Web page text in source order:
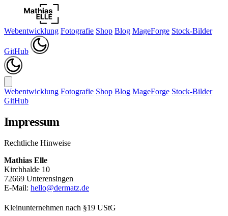
Webentwicklung Fotografie Shop Blog MageForge Stock-Bilder
GitHub
Webentwicklung Fotografie Shop Blog MageForge Stock-Bilder
GitHub
Impressum
Rechtliche Hinweise
Mathias Elle
Kirchhalde 10
72669 Unterensingen
E-Mail: hello@dermatz.de
Kleinunternehmen nach §19 UStG